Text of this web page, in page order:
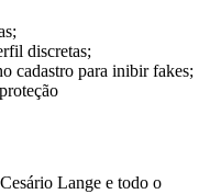
discretas;
cadastro para inibir fakes;
Lange e todo o